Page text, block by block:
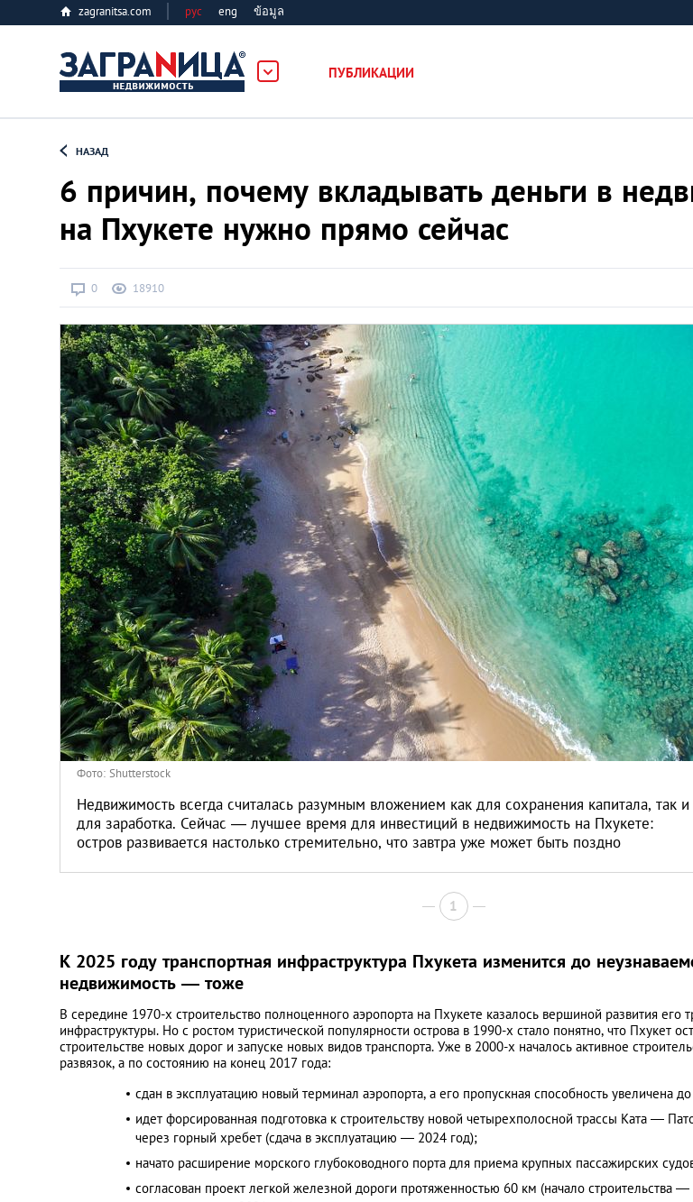
zagranitsa.com рус eng ข้อมูล
ПУБЛИКАЦИИ
Все города
Астана
Афины
Киев
Лондон
Лос-Анджелес
Москва
Париж
Паттайя
Пхукет
Санкт-Петербург
НАЗАД
6 причин, почему вкладывать деньги в
на Пхукете нужно прямо сейчас
0 18910
Фото: Shutterstock
Недвижимость всегда считалась разумным вложением как для сохранения капитала, так и
для заработка. Сейчас — лучшее время для инвестиций в недвижимость на Пхукете:
остров развивается настолько стремительно, что завтра уже может быть поздно
1
К 2025 году транспортная инфраструктура Пхукета изменится до
недвижимость — тоже
В середине 1970-х строительство полноценного аэропорта на Пхукете казалось вершиной развития его
инфраструктуры. Но с ростом туристической популярности острова в 1990-х стало понятно, что Пхукет
строительстве новых дорог и запуске новых видов транспорта. Уже в 2000-х началось активное
развязок, а по состоянию на конец 2017 года:
сдан в эксплуатацию новый терминал аэропорта, а его пропускная способность увеличена
идет форсированная подготовка к строительству новой четырехполосной трассы Ката —
через горный хребет (сдача в эксплуатацию — 2024 год);
начато расширение морского глубоководного порта для приема крупных пассажирских
согласован проект легкой железной дороги протяженностью 60 км (начало строительства —